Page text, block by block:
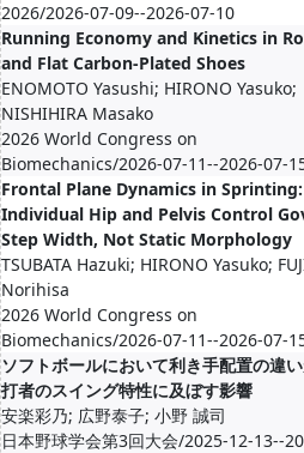
2026/2026-07-09--2026-07-10
Running Economy and Kinetics in
and Flat Carbon-Plated Shoes
ENOMOTO Yasushi; HIRONO Yasuko;
NISHIHIRA Masako
2026 World Congress on
Biomechanics/2026-07-11--2026-07-
Frontal Plane Dynamics in Sprinting:
Individual Hip and Pelvis Control
Step Width, Not Static Morphology
TSUBATA Hazuki; HIRONO Yasuko;
Norihisa
2026 World Congress on
Biomechanics/2026-07-11--2026-07-
ソフトボールにおいて利き手配置の違
打者のスイング特性に及ぼす影響
安楽彩乃; 広野泰子; 小野 誠司
日本野球学会第3回大会/2025-12-13--